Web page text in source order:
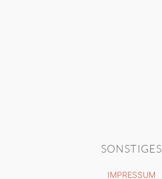
SONSTIGES
IMPRESSUM